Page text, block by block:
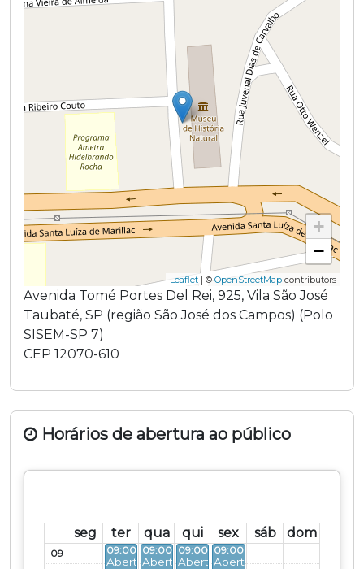
+
−
Leaflet | © OpenStreetMap contributors
Avenida Tomé Portes Del Rei, 925, Vila São José
Taubaté, SP (região São José dos Campos) (Polo
SISEM-SP 7)
CEP 12070-610
Horários de abertura ao público
seg ter qua qui sex sáb dom
09 09:00 - 12:00
Aberto
09:00 - 12:00
Aberto
09:00 - 12:00
Aberto
09:00 - 12:00
Aberto